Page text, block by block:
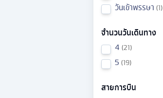
วันเข้าพรรษา 1
จำนวนวันเดินทาง
4 21
5 19
สายการบิน